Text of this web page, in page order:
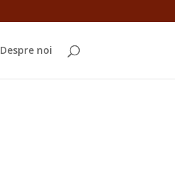
Despre noi